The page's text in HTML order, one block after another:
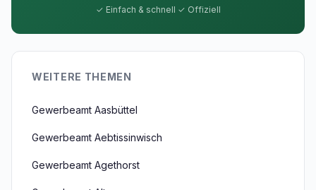
✓ Einfach & schnell ✓ Offiziell
WEITERE THEMEN
Gewerbeamt Aasbüttel
Gewerbeamt Aebtissinwisch
Gewerbeamt Agethorst